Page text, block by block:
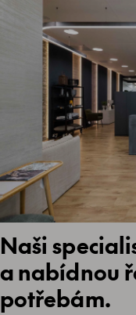
Naši
a nabídnou
potřebám.